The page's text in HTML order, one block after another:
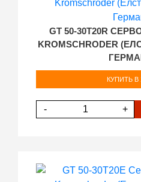
GT 50-30T20R
KROMSCHRODER
КУПИТЬ В
- +